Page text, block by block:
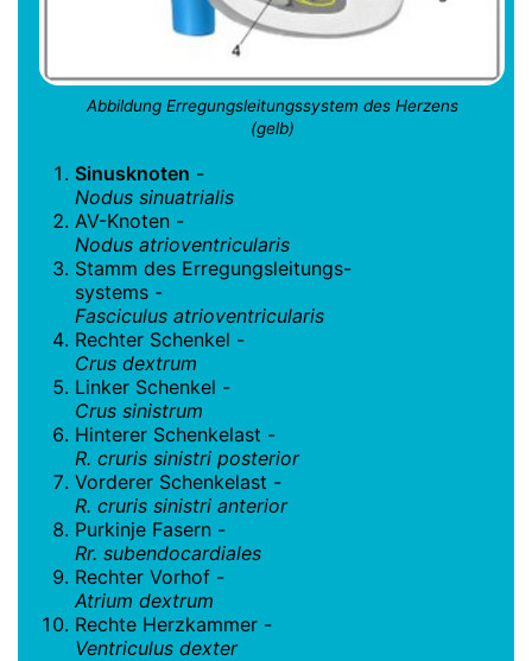
Abbildung Erregungsleitungssystem des Herzens
(gelb)
Sinusknoten -
Nodus sinuatrialis
AV-Knoten -
Nodus atrioventricularis
Stamm des Erregungsleitungs-
systems -
Fasciculus atrioventricularis
Rechter Schenkel -
Crus dextrum
Linker Schenkel -
Crus sinistrum
Hinterer Schenkelast -
R. cruris sinistri posterior
Vorderer Schenkelast -
R. cruris sinistri anterior
Purkinje Fasern -
Rr. subendocardiales
Rechter Vorhof -
Atrium dextrum
Rechte Herzkammer -
Ventriculus dexter